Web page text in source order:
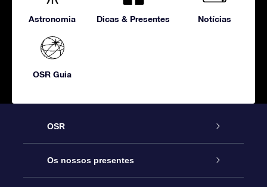
Astronomia Dicas & Presentes Notícias
OSR Guia
OSR
Serviço
Os nossos presentes